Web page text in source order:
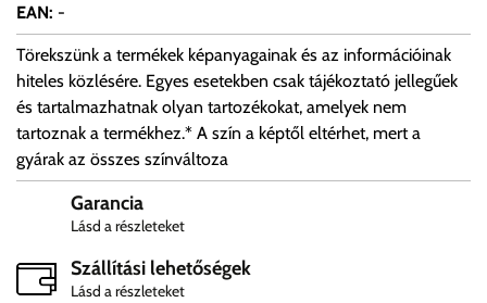
EAN: -
Törekszünk a termékek képanyagainak és az információinak
hiteles közlésére. Egyes esetekben csak tájékoztató jellegűek
és tartalmazhatnak olyan tartozékokat, amelyek nem
tartoznak a termékhez.* A szín a képtől eltérhet, mert a
gyárak az összes színváltoza
Garancia
Lásd a részleteket
Szállítási lehetőségek
Lásd a részleteket